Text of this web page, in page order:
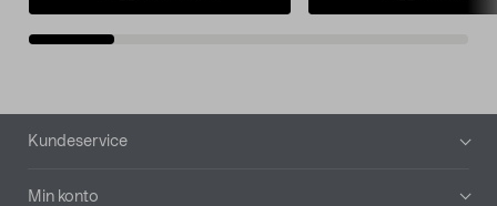
Bunntekst
Kundeservice
Min konto